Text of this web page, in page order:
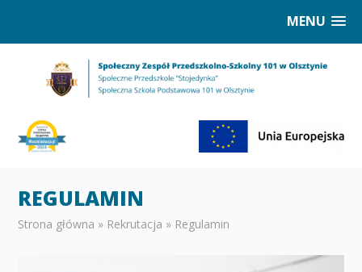
MENU
REGULAMIN
Strona główna » Rekrutacja » Regulamin